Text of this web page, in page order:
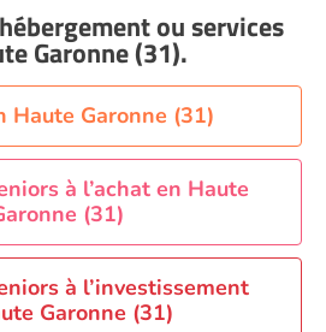
ou services
Garonne (31).
Haute Garonne (31)
à l’achat en Haute
(31)
à l’investissement
Garonne (31)